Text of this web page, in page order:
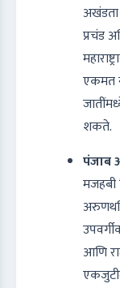
अखंडता
प्रचंड
एकमत
शकते.
पंजाब
आणि